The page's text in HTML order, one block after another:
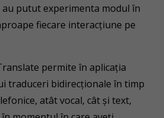
au putut experimenta modul în
fiecare interacțiune pe
permite în aplicația
traduceri bidirecționale în timp
atât vocal, cât și text,